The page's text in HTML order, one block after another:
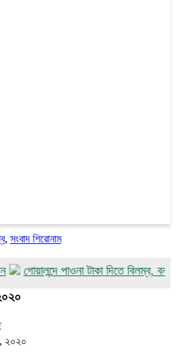
পাওনা টাকা দিতে বিলম্ব, বন্ধুর
, সংবাদ শিরোনাম
২০২০